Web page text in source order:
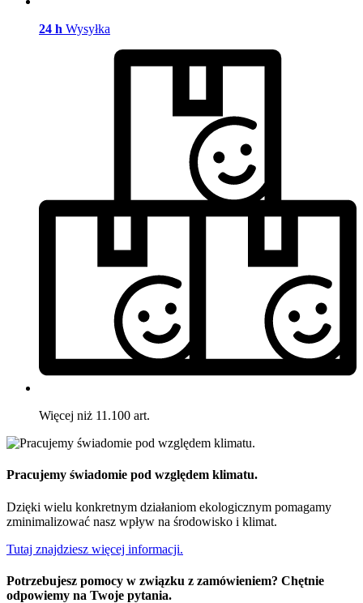
24 h Wysyłka
Więcej niż 11.100 art.
Pracujemy świadomie pod względem klimatu.
Dzięki wielu konkretnym działaniom ekologicznym pomagamy
zminimalizować nasz wpływ na środowisko i klimat.
Tutaj znajdziesz więcej informacji.
Potrzebujesz pomocy w związku z zamówieniem? Chętnie
odpowiemy na Twoje pytania.